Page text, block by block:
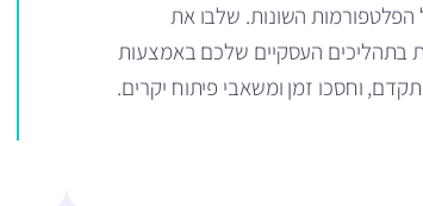
הפלטפורמות השונות. שלבו את
בתהליכים העסקיים שלכם באמצעות